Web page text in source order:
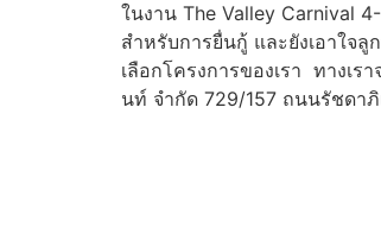
ในงาน The Valley Carnival
สำหรับการยื่นกู้ และยังเอาใจ
เลือกโครงการของเรา ทางเ
นท์ จำกัด 729/157 ถนนรัชดา